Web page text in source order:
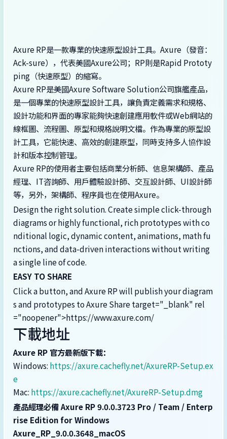
Axure RP是一款專業的快速原型設計工具。Axure（發音：
Ack-sure），代表美國Axure公司；RP則是Rapid Prototy
ping（快速原型）的縮寫。
Axure RP是美國Axure Software Solution公司旗艦產品，
是一個專業的快速原型設計工具，讓負責定義需求和規格、
設計功能和界面的專家能夠快速創建應用軟件或Web網站的
線框圖、流程圖、原型和規格說明文檔。作為專業的原型設
計工具，它能快速、高效的創建原型，同時支持多人協作設
計和版本控制管理。
Axure RP的使用者主要包括商業分析師、信息架構師、產品
經理、IT咨詢師、用戶體驗設計師、交互設計師、UI設計師
等，另外，架構師、程序員也在使用Axure。
Design the right solution. Create simple click-through
diagrams or highly functional, rich prototypes with co
nditional logic, dynamic content, animations, math fu
nctions, and data-driven interactions without writing
a single line of code.
EASY TO SHARE
Click a button, and Axure RP will publish your diagram
s and prototypes to Axure Share target="_blank" rel
="noopener">https://www.axure.com/
下載地址
Axure RP 官方最新版下載：
Windows: https://axure.cachefly.net/AxureRP-Setup.ex
e
Mac: https://axure.cachefly.net/AxureRP-Setup.dmg
產品經理必備 Axure RP 9.0.0.3723 Pro / Team / Enterp
rise Edition for Windows
Axure_RP_9.0.0.3648_macOS